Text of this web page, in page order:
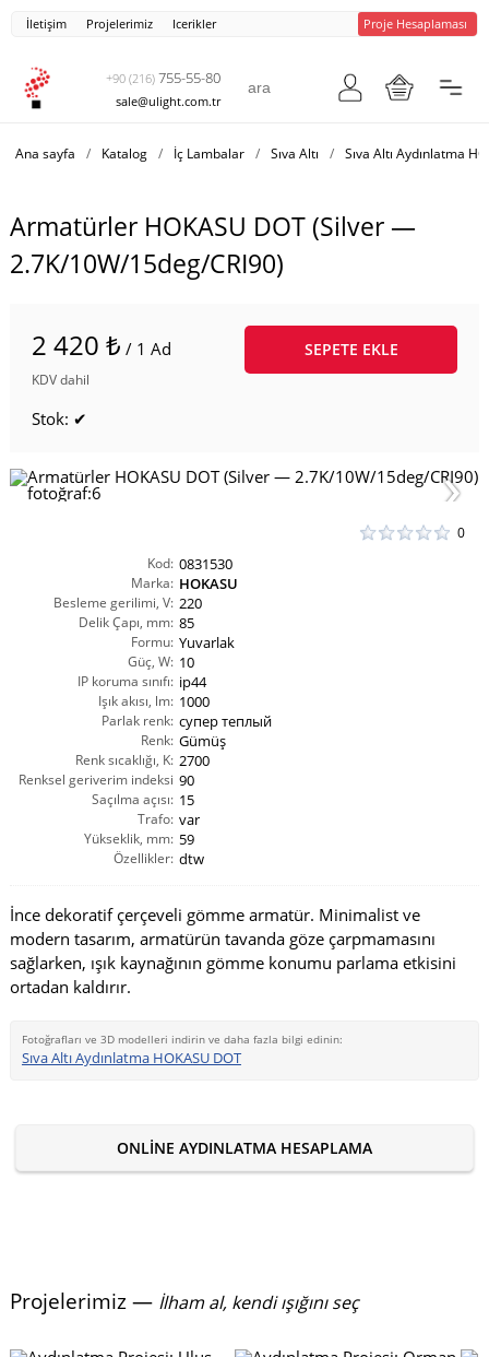
İletişim Projelerimiz Icerikler Proje Hesaplaması
+90 (216) 755-55-80
sale@ulight.com.tr
Ana sayfa / Katalog / İç Lambalar / Sıva Altı / Sıva Altı Aydınlatma
Armatürler HOKASU DOT (Silver —
2.7K/10W/15deg/CRI90)
2 420 ₺ / 1 Ad
KDV dahil
SEPETE EKLE
Stok: ✔
0
Kod: 0831530
Marka: HOKASU
Besleme gerilimi, V: 220
Delik Çapı, mm: 85
Formu: Yuvarlak
Güç, W: 10
IP koruma sınıfı: ip44
Işık akısı, lm: 1000
Parlak renk: супер теплый
Renk: Gümüş
Renk sıcaklığı, K: 2700
Renksel geriverim indeksi
CRI(Ra):
90
Saçılma açısı: 15
Trafo: var
Yükseklik, mm: 59
Özellikler: dtw
İnce dekoratif çerçeveli gömme armatür. Minimalist ve
modern tasarım, armatürün tavanda göze çarpmamasını
sağlarken, ışık kaynağının gömme konumu parlama etkisini
ortadan kaldırır.
Fotoğrafları ve 3D modelleri indirin ve daha fazla bilgi edinin:
Sıva Altı Aydınlatma HOKASU DOT
ONLINE AYDINLATMA HESAPLAMA
Projelerimiz — İlham al, kendi ışığını seç